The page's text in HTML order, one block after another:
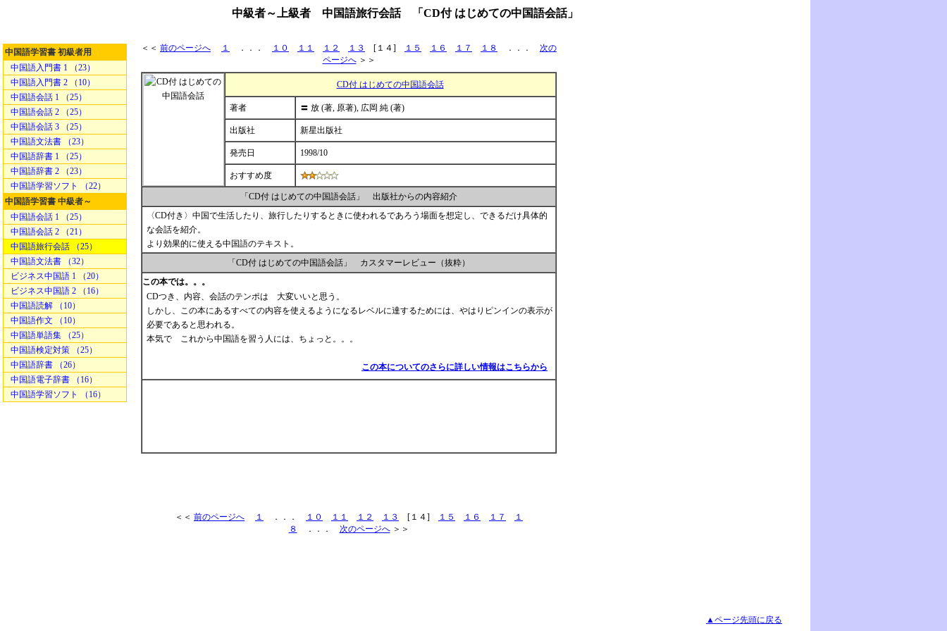
中級者～上級者 中国語旅行会話 「CD付 はじめての中国語会話」
中国語学習書 初級者用
中国語入門書 1 （23）
中国語入門書 2 （10）
中国語会話 1 （25）
中国語会話 2 （25）
中国語会話 3 （25）
中国語文法書 （23）
中国語辞書 1 （25）
中国語辞書 2 （23）
中国語学習ソフト （22）
中国語学習書 中級者～
中国語会話 1 （25）
中国語会話 2 （21）
中国語旅行会話 （25）
中国語文法書 （32）
ビジネス中国語 1 （20）
ビジネス中国語 2 （16）
中国語読解 （10）
中国語作文 （10）
中国語単語集 （25）
中国語検定対策 （25）
中国語辞書 （26）
中国語電子辞書 （16）
中国語学習ソフト （16）
＜＜ 前のページへ １ ．．． １０ １１ １２ １３ [１４] １５ １６ １７ １８ ．．． 次の
ページへ＞＞
CD付 はじめての中国語会話
著者 〓 放 (著, 原著), 広岡 純 (著)
出版社 新星出版社
発売日 1998/10
おすすめ度
「CD付 はじめての中国語会話」 出版社からの内容紹介
〈CD付き〉中国で生活したり、旅行したりするときに使われるであろう場面を想定し、できるだけ具体的
な会話を紹介。
より効果的に使える中国語のテキスト。
「CD付 はじめての中国語会話」 カスタマーレビュー（抜粋）
この本では。。。
CDつき、内容、会話のテンポは 大変いいと思う。
しかし、この本にあるすべての内容を使えるようになるレベルに達するためには、やはりピンインの表示が
必要であると思われる。
本気で これから中国語を習う人には、ちょっと。。。
この本についてのさらに詳しい情報はこちらから
＜＜ 前のページへ １ ．．． １０ １１ １２ １３ [１４] １５ １６ １７
１
８
．．． 次のページへ＞＞
▲ページ先頭に戻る